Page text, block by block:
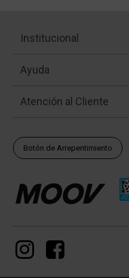
Institucional
Ayuda
Atención al Cliente
Botón de Arrepentimiento